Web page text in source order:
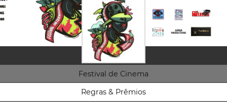
Festival de Cinema
Regras & Prêmios